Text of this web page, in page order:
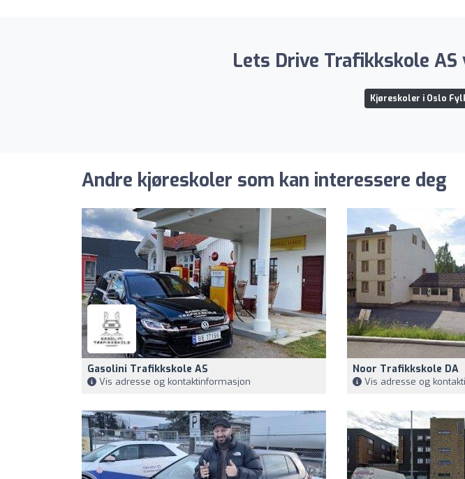
Lets Drive Trafikkskole
Kjøreskoler i Oslo
Andre kjøreskoler som kan interessere deg
Gasolini Trafikkskole AS
Vis adresse og kontaktinformasjon
Noor Trafikkskole DA
Vis adresse og